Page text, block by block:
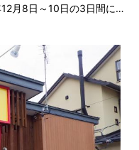
月8日～10日の3日間に…